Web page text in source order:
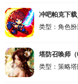
冲吧帕克下
类型：角色
塔防召唤师
召唤师（0.05
类型：策略